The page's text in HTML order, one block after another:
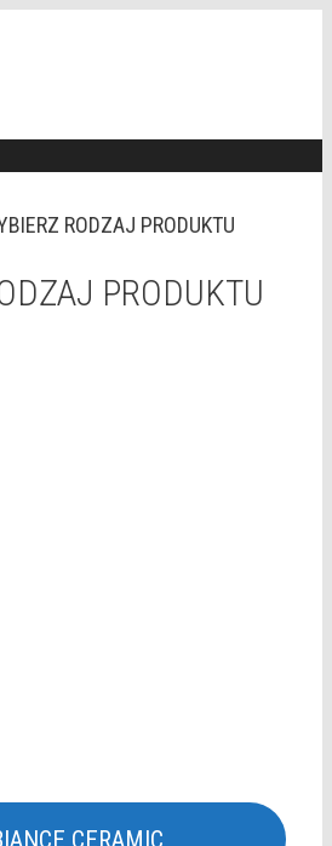
RODZAJ PRODUKTU
PRODUKTU
CERAMIC